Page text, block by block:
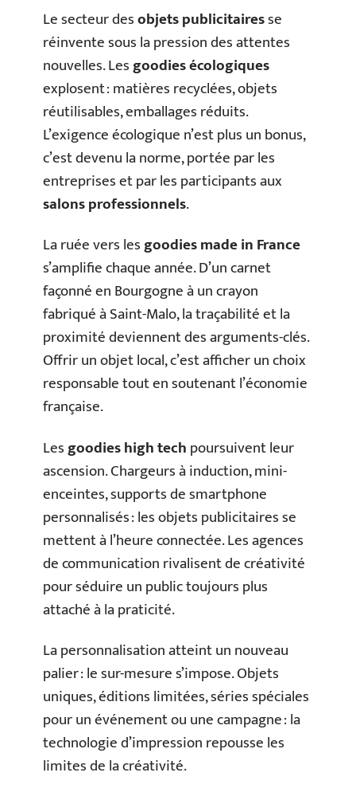
Le secteur desobjets publicitairesse
réinvente sous la pression des attentes
nouvelles. Lesgoodies écologiques
explosent : matières recyclées, objets
réutilisables, emballages réduits.
L’exigence écologique n’est plus un bonus,
c’est devenu la norme, portée par les
entreprises et par les participants aux
salons professionnels.
La ruée vers lesgoodies made in France
s’amplifie chaque année. D’un carnet
façonné en Bourgogne à un crayon
fabriqué à Saint-Malo, la traçabilité et la
proximité deviennent des arguments-clés.
Offrir un objet local, c’est afficher un choix
responsable tout en soutenant l’économie
française.
Lesgoodies high techpoursuivent leur
ascension. Chargeurs à induction, mini-
enceintes, supports de smartphone
personnalisés : les objets publicitaires se
mettent à l’heure connectée. Les agences
de communication rivalisent de créativité
pour séduire un public toujours plus
attaché à la praticité.
La personnalisation atteint un nouveau
palier : le sur-mesure s’impose. Objets
uniques, éditions limitées, séries spéciales
pour un événement ou une campagne : la
technologie d’impression repousse les
limites de la créativité.